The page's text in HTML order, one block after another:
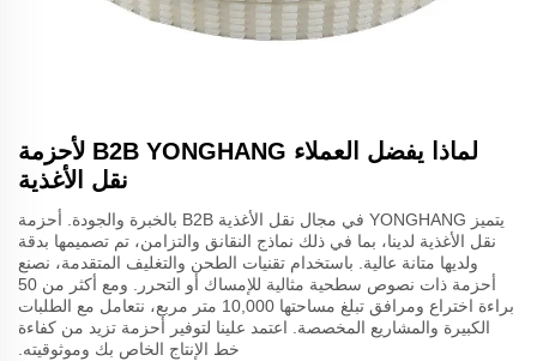
لماذا يفضل العملاء B2B YONGHANG لأحزمة
نقل الأغذية
يتميز YONGHANG في مجال نقل الأغذية B2B بالخبرة والجودة. أحزمة
نقل الأغذية لدينا، بما في ذلك نماذج النقانق والتزامن، تم تصميمها بدقة
ولديها متانة عالية. باستخدام تقنيات الطحن والتغليف المتقدمة، نصنع
أحزمة ذات نصوص سطحية مثالية للإمساك أو التحرر. ومع أكثر من 50
براءة اختراع ومرافق تبلغ مساحتها 10,000 متر مربع، نتعامل مع الطلبات
الكبيرة والمشاريع المخصصة. اعتمد علينا لتوفير أحزمة تزيد من كفاءة
خط الإنتاج الخاص بك وموثوقيته.